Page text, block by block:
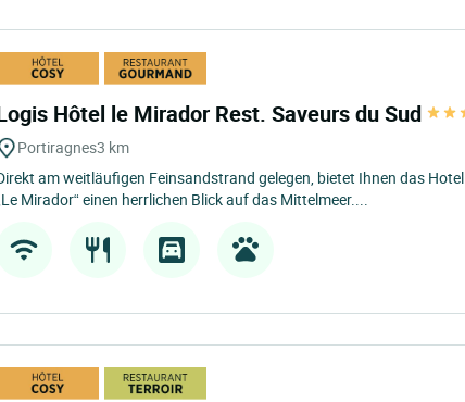
Hôtel le Mirador Rest. Saveurs du Sud
Portiragnes3 km
am weitläufigen Feinsandstrand gelegen, bietet Ihnen das Hotel
Mirador“ einen herrlichen Blick auf das Mittelmeer....